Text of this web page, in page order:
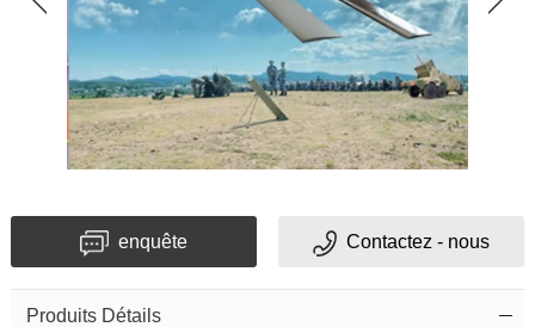
enquête Contactez - nous
Produits Détails